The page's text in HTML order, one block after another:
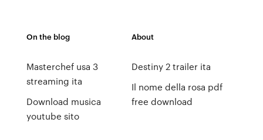
On the blog
Masterchef usa 3
streaming ita
Download musica
youtube sito
About
Destiny 2 trailer ita
Il nome della rosa pdf
free download